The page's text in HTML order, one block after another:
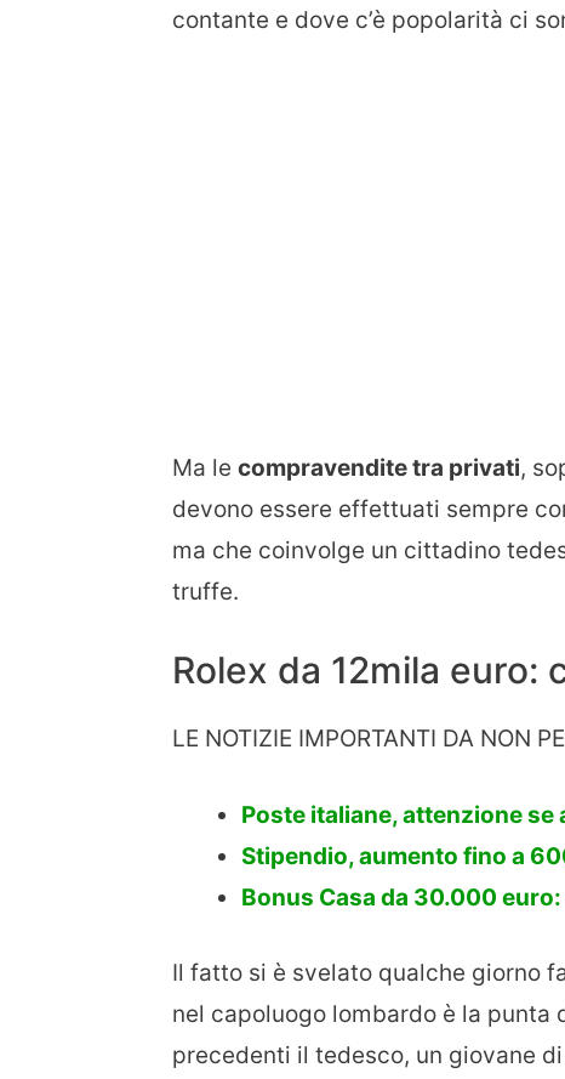
contante e dove c’è popolarità ci
Ma le compravendite tra privati,
devono essere effettuati sempre
ma che coinvolge un cittadino
truffe.
Rolex da 12mila euro:
LE NOTIZIE IMPORTANTI DA NON
Poste italiane, attenzione
Stipendio, aumento fino a
Bonus Casa da 30.000
Il fatto si è svelato qualche giorno
nel capoluogo lombardo è la punta
precedenti il tedesco, un giovane